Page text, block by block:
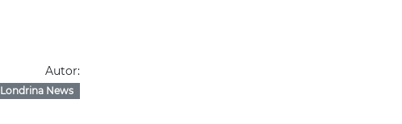
Autor:
Londrina News